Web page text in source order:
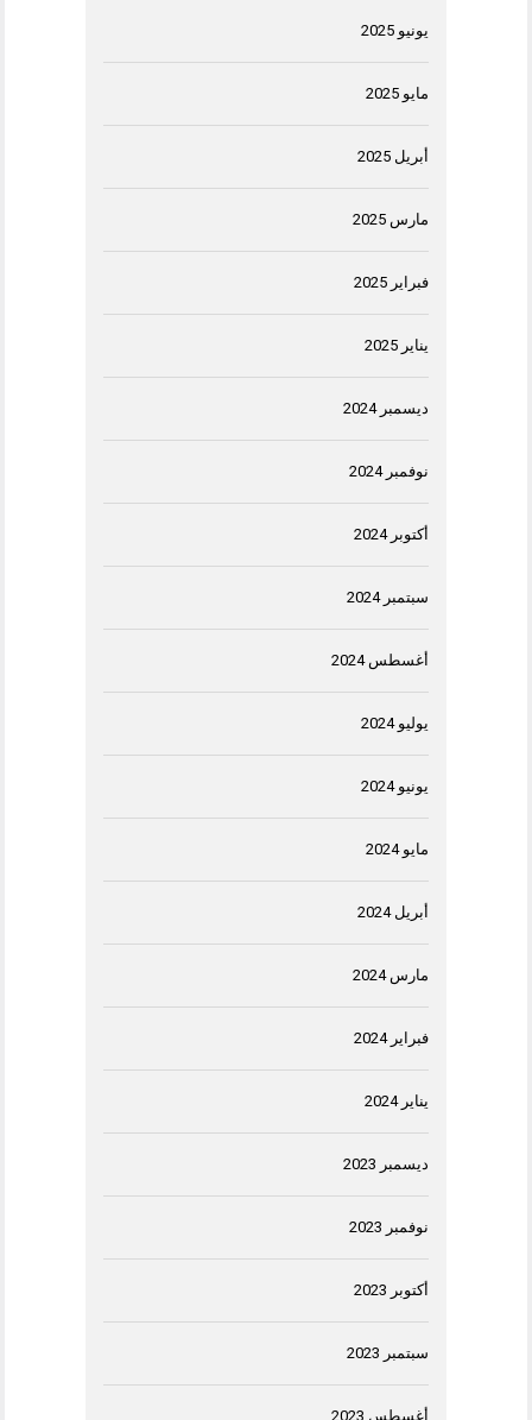
يونيو 2025
مايو 2025
أبريل 2025
مارس 2025
فبراير 2025
يناير 2025
ديسمبر 2024
نوفمبر 2024
أكتوبر 2024
سبتمبر 2024
أغسطس 2024
يوليو 2024
يونيو 2024
مايو 2024
أبريل 2024
مارس 2024
فبراير 2024
يناير 2024
ديسمبر 2023
نوفمبر 2023
أكتوبر 2023
سبتمبر 2023
أغسطس 2023